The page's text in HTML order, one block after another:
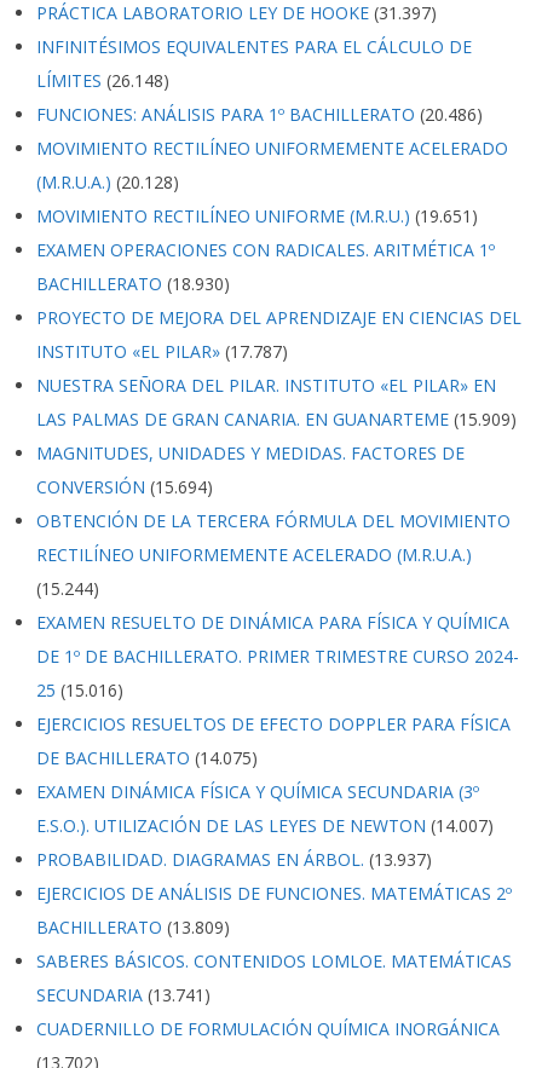
PRÁCTICA LABORATORIO LEY DE HOOKE (31.397)
INFINITÉSIMOS EQUIVALENTES PARA EL CÁLCULO DE
LÍMITES (26.148)
FUNCIONES: ANÁLISIS PARA 1º BACHILLERATO (20.486)
MOVIMIENTO RECTILÍNEO UNIFORMEMENTE ACELERADO
(M.R.U.A.) (20.128)
MOVIMIENTO RECTILÍNEO UNIFORME (M.R.U.) (19.651)
EXAMEN OPERACIONES CON RADICALES. ARITMÉTICA 1º
BACHILLERATO (18.930)
PROYECTO DE MEJORA DEL APRENDIZAJE EN CIENCIAS DEL
INSTITUTO «EL PILAR» (17.787)
NUESTRA SEÑORA DEL PILAR. INSTITUTO «EL PILAR» EN
LAS PALMAS DE GRAN CANARIA. EN GUANARTEME (15.909)
MAGNITUDES, UNIDADES Y MEDIDAS. FACTORES DE
CONVERSIÓN (15.694)
OBTENCIÓN DE LA TERCERA FÓRMULA DEL MOVIMIENTO
RECTILÍNEO UNIFORMEMENTE ACELERADO (M.R.U.A.)
(15.244)
EXAMEN RESUELTO DE DINÁMICA PARA FÍSICA Y QUÍMICA
DE 1º DE BACHILLERATO. PRIMER TRIMESTRE CURSO 2024-
25 (15.016)
EJERCICIOS RESUELTOS DE EFECTO DOPPLER PARA FÍSICA
DE BACHILLERATO (14.075)
EXAMEN DINÁMICA FÍSICA Y QUÍMICA SECUNDARIA (3º
E.S.O.). UTILIZACIÓN DE LAS LEYES DE NEWTON (14.007)
PROBABILIDAD. DIAGRAMAS EN ÁRBOL. (13.937)
EJERCICIOS DE ANÁLISIS DE FUNCIONES. MATEMÁTICAS 2º
BACHILLERATO (13.809)
SABERES BÁSICOS. CONTENIDOS LOMLOE. MATEMÁTICAS
SECUNDARIA (13.741)
CUADERNILLO DE FORMULACIÓN QUÍMICA INORGÁNICA
(13.702)